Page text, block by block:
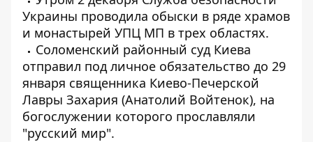
Украины проводила обыски в ряде храмов
и монастырей УПЦ МП в трех областях.
Соломенский районный суд Киева
отправил под личное обязательство до 29
января священника Киево-Печерской
Лавры Захария (Анатолий Войтенок), на
богослужении которого прославляли
"русский мир".